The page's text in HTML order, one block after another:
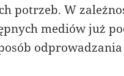
potrzeb. W
mediów już